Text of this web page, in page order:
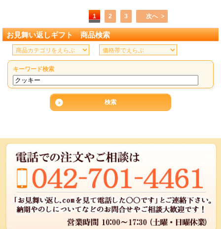
1 2 3 次へ
お見舞い返しギフト 商品検索
キーワード検索